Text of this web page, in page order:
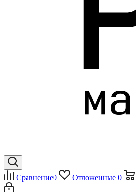
Сравнение0 Отложенные 0